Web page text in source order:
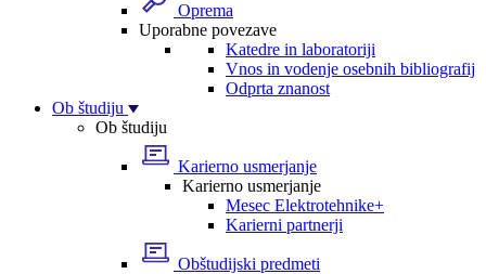
Oprema
Uporabne povezave
Katedre in laboratoriji
Vnos in vodenje osebnih bibliografij
Odprta znanost
Ob študiju
Ob študiju
Karierno usmerjanje
Karierno usmerjanje
Mesec Elektrotehnike+
Karierni partnerji
Obštudijski predmeti